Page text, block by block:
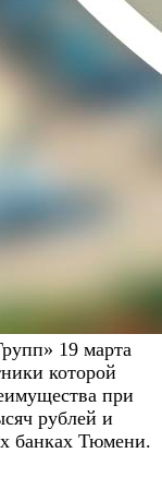
19 марта
которой
при
рублей и
банках Тюмени.